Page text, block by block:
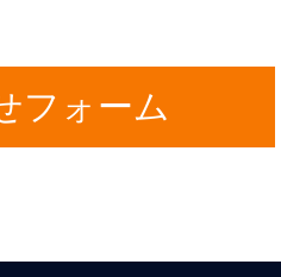
フォーム